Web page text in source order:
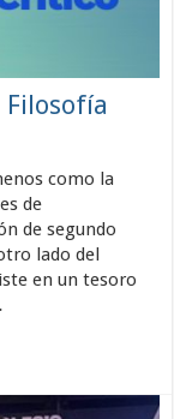
como la
de
de segundo
lado del
en un tesoro